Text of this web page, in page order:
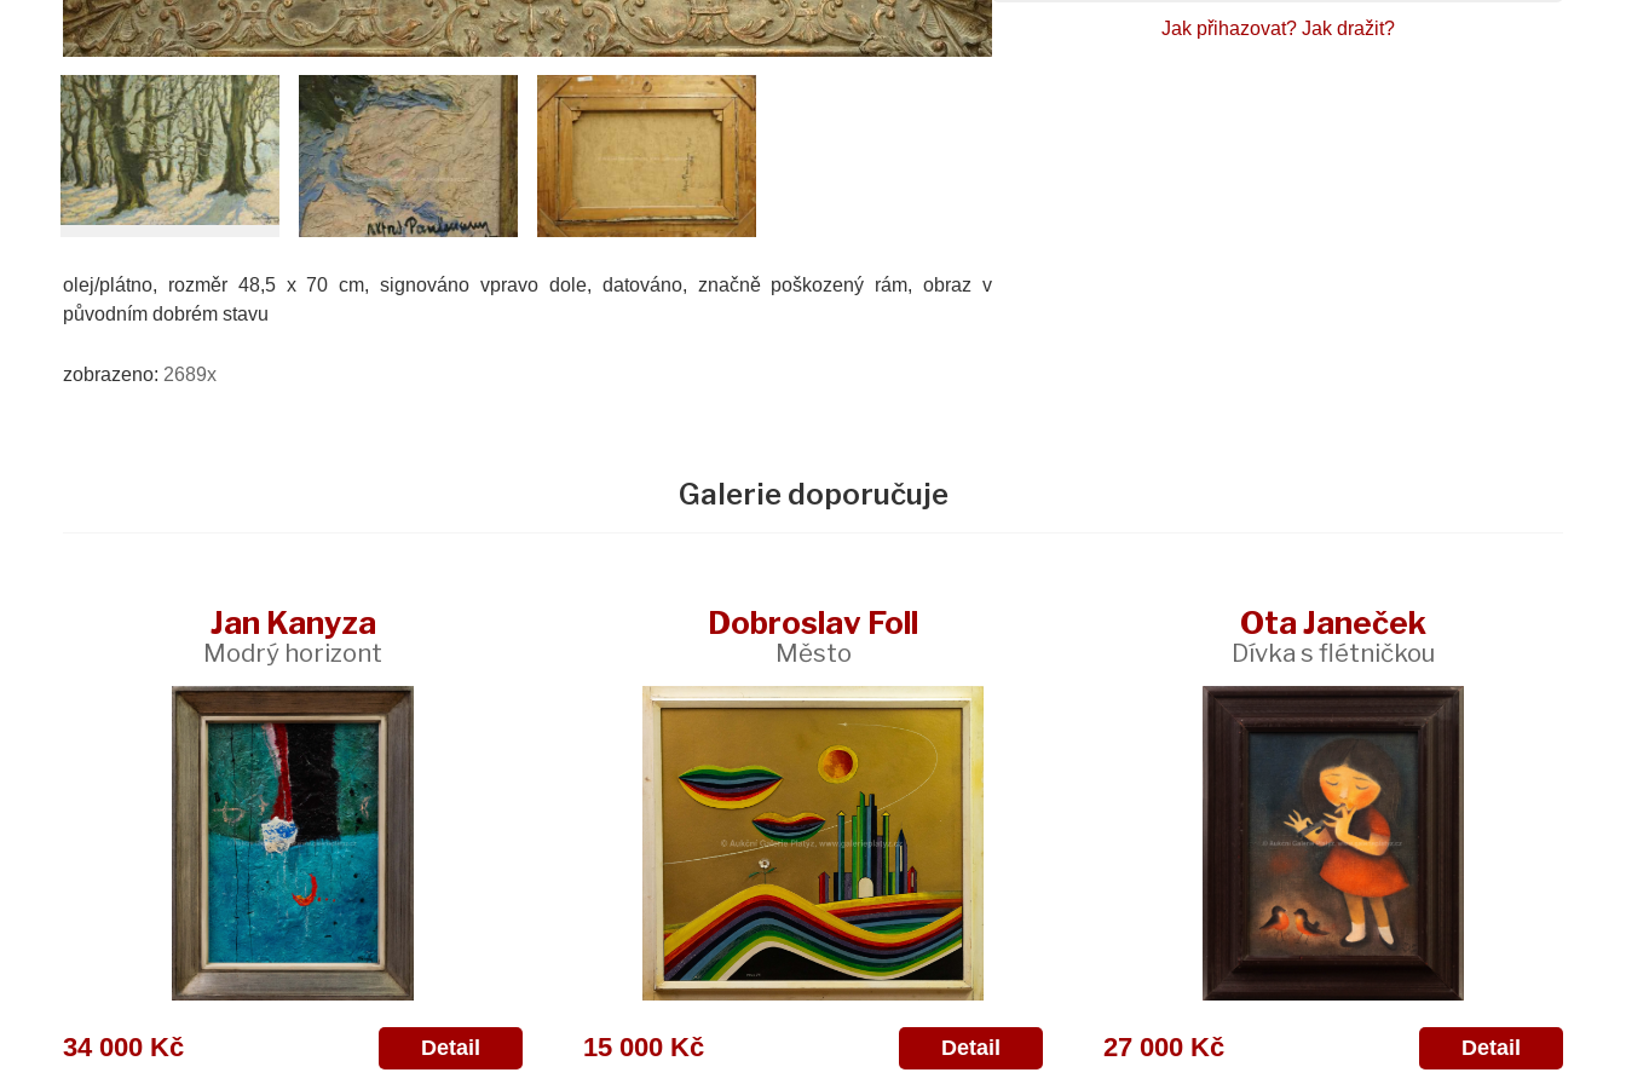
olej/plátno, rozměr 48,5 x 70 cm, signováno vpravo dole, datováno, značně poškozený rám, obraz v
původním dobrém stavu
zobrazeno: 2689x
Jak přihazovat? Jak dražit?
Galerie doporučuje
Jan Kanyza
Modrý horizont
34 000 Kč Detail
Dobroslav Foll
Město
15 000 Kč Detail
Ota Janeček
Dívka s flétničkou
27 000 Kč Detail